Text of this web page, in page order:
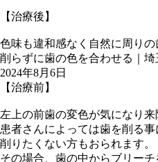
【治療後】
色味も違和感なく自然に周りの
削らずに歯の色を合わせる｜
2024年8月6日
【治療前】
左上の前歯の変色が気になり来
患者さんによっては歯を削る
削りたくない方もおられます。
その場合、歯の中からブリー